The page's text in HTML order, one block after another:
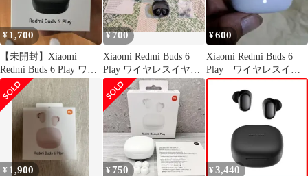
¥ 1,700
【未開封】Xiaomi
Redmi Buds 6 Play ワイ
ヤレスイヤホン
¥700
Xiaomi Redmi Buds 6
Play ワイヤレスイヤホ
ン 左耳不良
¥600
Xiaomi Redmi Buds 6
Play ワイヤレスイヤ
ホン ケースのみ
¥ 1,900 ¥ 750 ¥ 3,440